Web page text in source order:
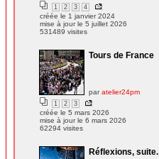
1 2 3 4
créée le 1 janvier 2024
mise à jour le 5 juillet 2026
531489 visites
Tours de France
paratelier24pm
1 2 3
créée le 5 mars 2026
mise à jour le 6 mars 2026
62294 visites
Réflexions, suite.